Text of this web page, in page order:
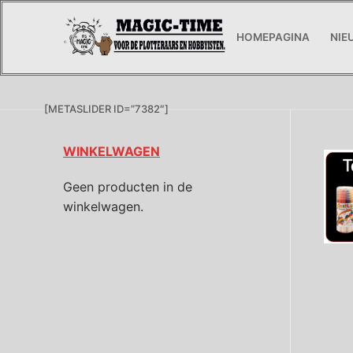
HOMEPAGINA
[METASLIDER ID=”7382″]
WINKELWAGEN
Geen producten in de
winkelwagen.